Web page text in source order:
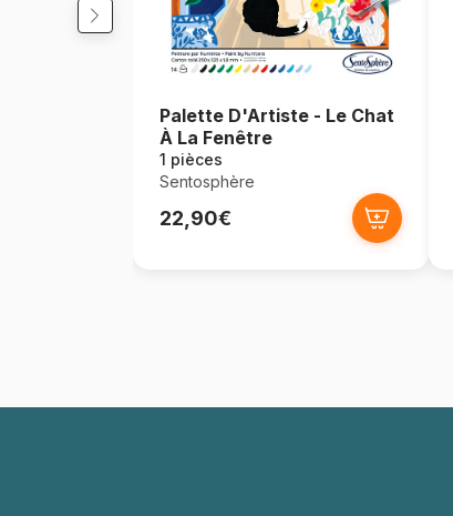
Palette D'Artiste - Le Chat
À La Fenêtre
1 pièces
Sentosphère
22,90€